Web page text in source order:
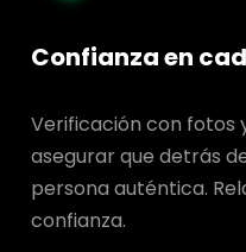
Confianza en
Verificación con fotos
asegurar que detrás
persona auténtica.
confianza.